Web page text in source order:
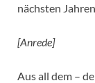
nächsten
[Anrede]
Aus all dem –